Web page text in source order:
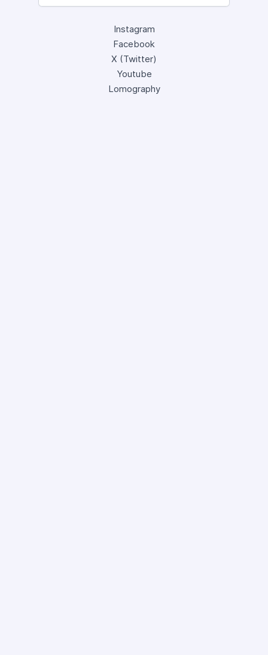
Instagram
Facebook
X (Twitter)
Youtube
Lomography